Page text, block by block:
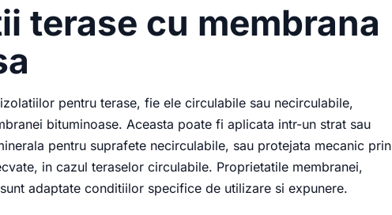
terase cu membrana
pentru terase, fie ele circulabile sau necirculabile,
bituminoase. Aceasta poate fi aplicata intr-un strat sau
pentru suprafete necirculabile, sau protejata mecanic prin
in cazul teraselor circulabile. Proprietatile membranei,
adaptate conditiilor specifice de utilizare si expunere.